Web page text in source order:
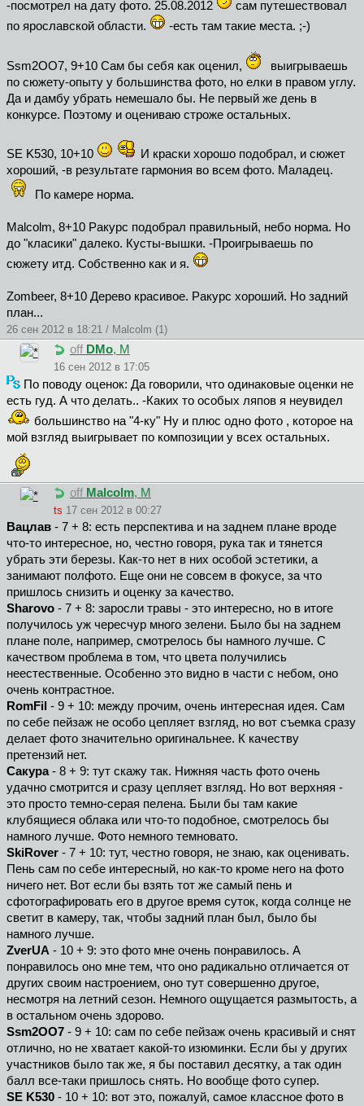
-посмотрел на дату фото. 25.08.2012
сам путешествовал
по ярославской области.
-есть там такие места. ;-)
Ssm2OO7, 9+10 Сам бы себя как оценил,
выигрываешь
по сюжету-опыту у большинства фото, но елки в правом углу.
Да и дамбу убрать немешало бы. Не первый же день в
конкурсе. Поэтому и оцениваю строже остальных.
SE K530, 10+10
И краски хорошо подобрал, и сюжет
хороший, -в результате гармония во всем фото. Маладец.
По камере норма.
Malcolm, 8+10 Ракурс подобрал правильный, небо норма. Но
до "класики" далеко. Кусты-вышки. -Проигрываешь по
сюжету итд. Собственно как и я.
Zombeer, 8+10 Дерево красивое. Ракурс хороший. Но задний
план...
26 сен 2012 в 18:21 / Malcolm (1)
off DMo, М
16 сен 2012 в 17:05
По поводу оценок: Да говорили, что одинаковые оценки не
есть гуд. А что делать.. -Каких то особых ляпов я неувидел
большинство на "4-ку" Ну и плюс одно фото , которое на
мой взгляд выигрывает по композиции у всех остальных.
off Malcolm, М
ts 17 сен 2012 в 00:27
Вацлав - 7 + 8: есть перспектива и на заднем плане вроде
что-то интересное, но, честно говоря, рука так и тянется
убрать эти березы. Как-то нет в них особой эстетики, а
занимают полфото. Еще они не совсем в фокусе, за что
пришлось снизить и оценку за качество.
Sharovo - 7 + 8: заросли травы - это интересно, но в итоге
получилось уж чересчур много зелени. Было бы на заднем
плане поле, например, смотрелось бы намного лучше. С
качеством проблема в том, что цвета получились
неестественные. Особенно это видно в части с небом, оно
очень контрастное.
RomFil - 9 + 10: между прочим, очень интересная идея. Сам
по себе пейзаж не особо цепляет взгляд, но вот съемка сразу
делает фото значительно оригинальнее. К качеству
претензий нет.
Сакура- 8 + 9: тут скажу так. Нижняя часть фото очень
удачно смотрится и сразу цепляет взгляд. Но вот верхняя -
это просто темно-серая пелена. Были бы там какие
клубящиеся облака или что-то подобное, смотрелось бы
намного лучше. Фото немного темновато.
SkiRover - 7 + 10: тут, честно говоря, не знаю, как оценивать.
Пень сам по себе интересный, но как-то кроме него на фото
ничего нет. Вот если бы взять тот же самый пень и
сфотографировать его в другое время суток, когда солнце не
светит в камеру, так, чтобы задний план был, было бы
намного лучше.
ZverUA - 10 + 9: это фото мне очень понравилось. А
понравилось оно мне тем, что оно радикально отличается от
других своим настроением, оно тут совершенно другое,
несмотря на летний сезон. Немного ощущается размытость, а
в остальном очень здорово.
Ssm2OO7 - 9 + 10: сам по себе пейзаж очень красивый и снят
отлично, но не хватает какой-то изюминки. Если бы у других
участников было так же, я бы поставил десятку, а так один
балл все-таки пришлось снять. Но вообще фото супер.
SE K530 - 10 + 10: вот это, пожалуй, самое классное фото в